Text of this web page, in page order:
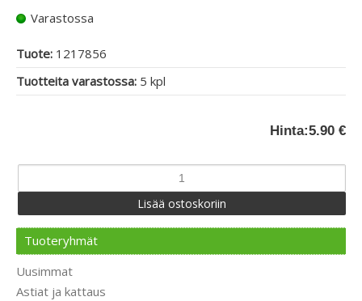
Varastossa
Tuote: 1217856
Tuotteita varastossa: 5 kpl
Hinta:5.90 €
Tuoteryhmät
Uusimmat
Astiat ja kattaus